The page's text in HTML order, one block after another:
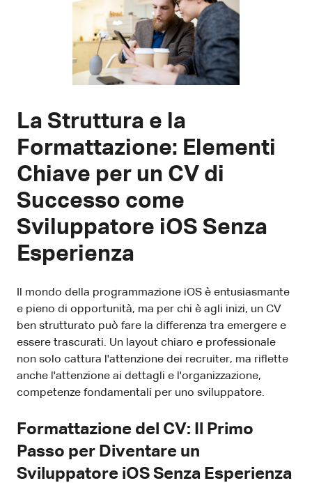
La Struttura e la
Formattazione: Elementi
Chiave per un CV di
Successo come
Sviluppatore iOS Senza
Esperienza
Il mondo della programmazione iOS è entusiasmante
e pieno di opportunità, ma per chi è agli inizi, un CV
ben strutturato può fare la differenza tra emergere e
essere trascurati. Un layout chiaro e professionale
non solo cattura l'attenzione dei recruiter, ma riflette
anche l'attenzione ai dettagli e l'organizzazione,
competenze fondamentali per uno sviluppatore.
Formattazione del CV: Il Primo
Passo per Diventare un
Sviluppatore iOS Senza Esperienza